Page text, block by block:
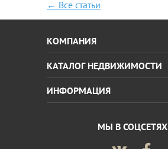
← Все статьи
КОМПАНИЯ
КАТАЛОГ НЕДВИЖИМОСТИ
ИНФОРМАЦИЯ
МЫ В СОЦСЕТЯХ